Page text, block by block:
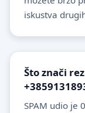
iskustva
Što znači
SPAM udio je